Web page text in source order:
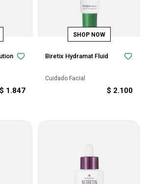
$ 1.847
Biretix Hydramat Fluid
Cuidado Facial
$ 2.100